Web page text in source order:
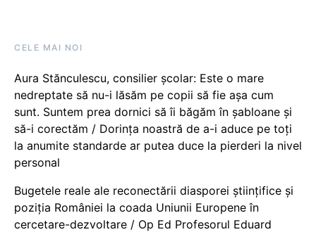
CELE MAI NOI
Aura Stănculescu, consilier școlar: Este o mare
nedreptate să nu-i lăsăm pe copii să fie așa cum
sunt. Suntem prea dornici să îi băgăm în șabloane și
să-i corectăm / Dorința noastră de a-i aduce pe toți
la anumite standarde ar putea duce la pierderi la nivel
personal
Bugetele reale ale reconectării diasporei științifice și
poziția României la coada Uniunii Europene în
cercetare-dezvoltare / Op Ed Profesorul Eduard